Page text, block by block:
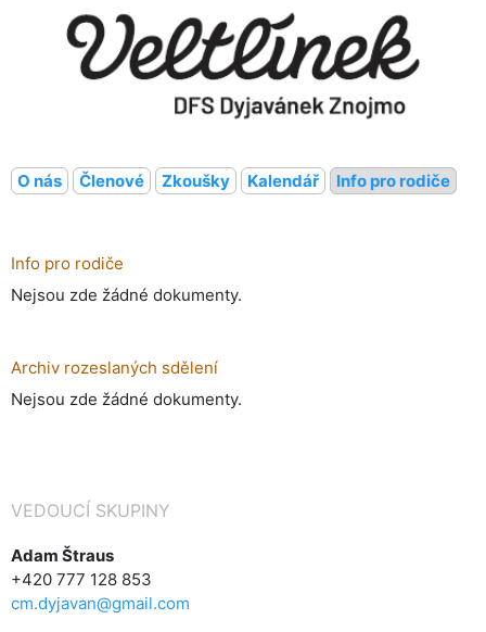
O nás Členové Zkoušky Kalendář Info pro rodiče
Info pro rodiče
Nejsou zde žádné dokumenty.
Archiv rozeslaných sdělení
Nejsou zde žádné dokumenty.
VEDOUCÍ SKUPINY
Adam Štraus
+420 777 128 853
cm.dyjavan@gmail.com